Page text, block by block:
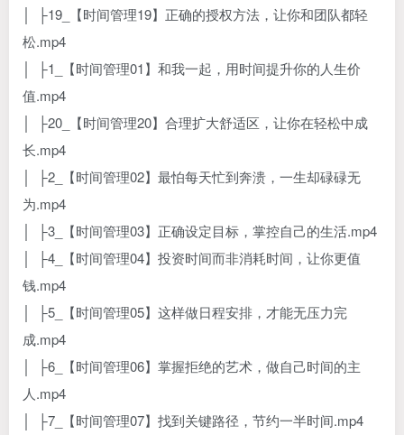
│ ├19_【时间管理19】正确的授权方法，让你和团队都轻
松.mp4
│ ├1_【时间管理01】和我一起，用时间提升你的人生价
值.mp4
│ ├20_【时间管理20】合理扩大舒适区，让你在轻松中成
长.mp4
│ ├2_【时间管理02】最怕每天忙到奔溃，一生却碌碌无
为.mp4
│ ├3_【时间管理03】正确设定目标，掌控自己的生活.mp4
│ ├4_【时间管理04】投资时间而非消耗时间，让你更值
钱.mp4
│ ├5_【时间管理05】这样做日程安排，才能无压力完
成.mp4
│ ├6_【时间管理06】掌握拒绝的艺术，做自己时间的主
人.mp4
│ ├7_【时间管理07】找到关键路径，节约一半时间.mp4